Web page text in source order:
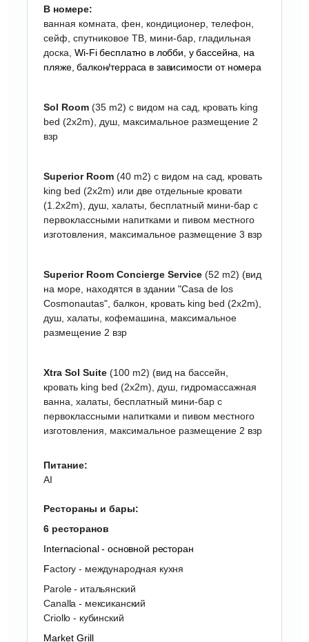
B номере:
ванная комната, фен, кондиционер, телефон,
сейф, спутниковое ТВ, мини-бар, гладильная
доска,Wi-Fi бесплатно в лобби, у бассейна, на
пляже,балкон/терраса в зависимости от номера
Sol Room (35 m2) с видом на сад, кровать king
bed (2x2m), душ, максимальное размещение 2
взр
Superior Room (40 m2) c видом на сад, кровать
king bed (2x2m) или две отдельные кровати
(1.2x2m), душ, халаты, бесплатный мини-бар с
первоклассными напитками и пивом местного
изготовления, максимальное размещение 3 взр
Superior Room Сoncierge Service (52 m2)(вид
на море, находятся в здании "Casa de los
Cosmonautas", балкон, кровать king bed (2x2m),
душ, халаты, кофемашина, максимальное
размещение 2 взр
Xtra Sol Suite (100 m2)(вид на бассейн,
кровать king bed (2x2m), душ, гидромассажная
ванна , халаты, бесплатный мини-бар с
первоклассными напитками и пивом местного
изготовления, максимальное размещение 2 взр
Питание:
AI
Рестораны и бары:
6 ресторанов
Internacional - основной ресторан
Factory - международная кухня
Parole - итальянский
Canalla - мексиканский
Criollo - кубинский
Market Grill